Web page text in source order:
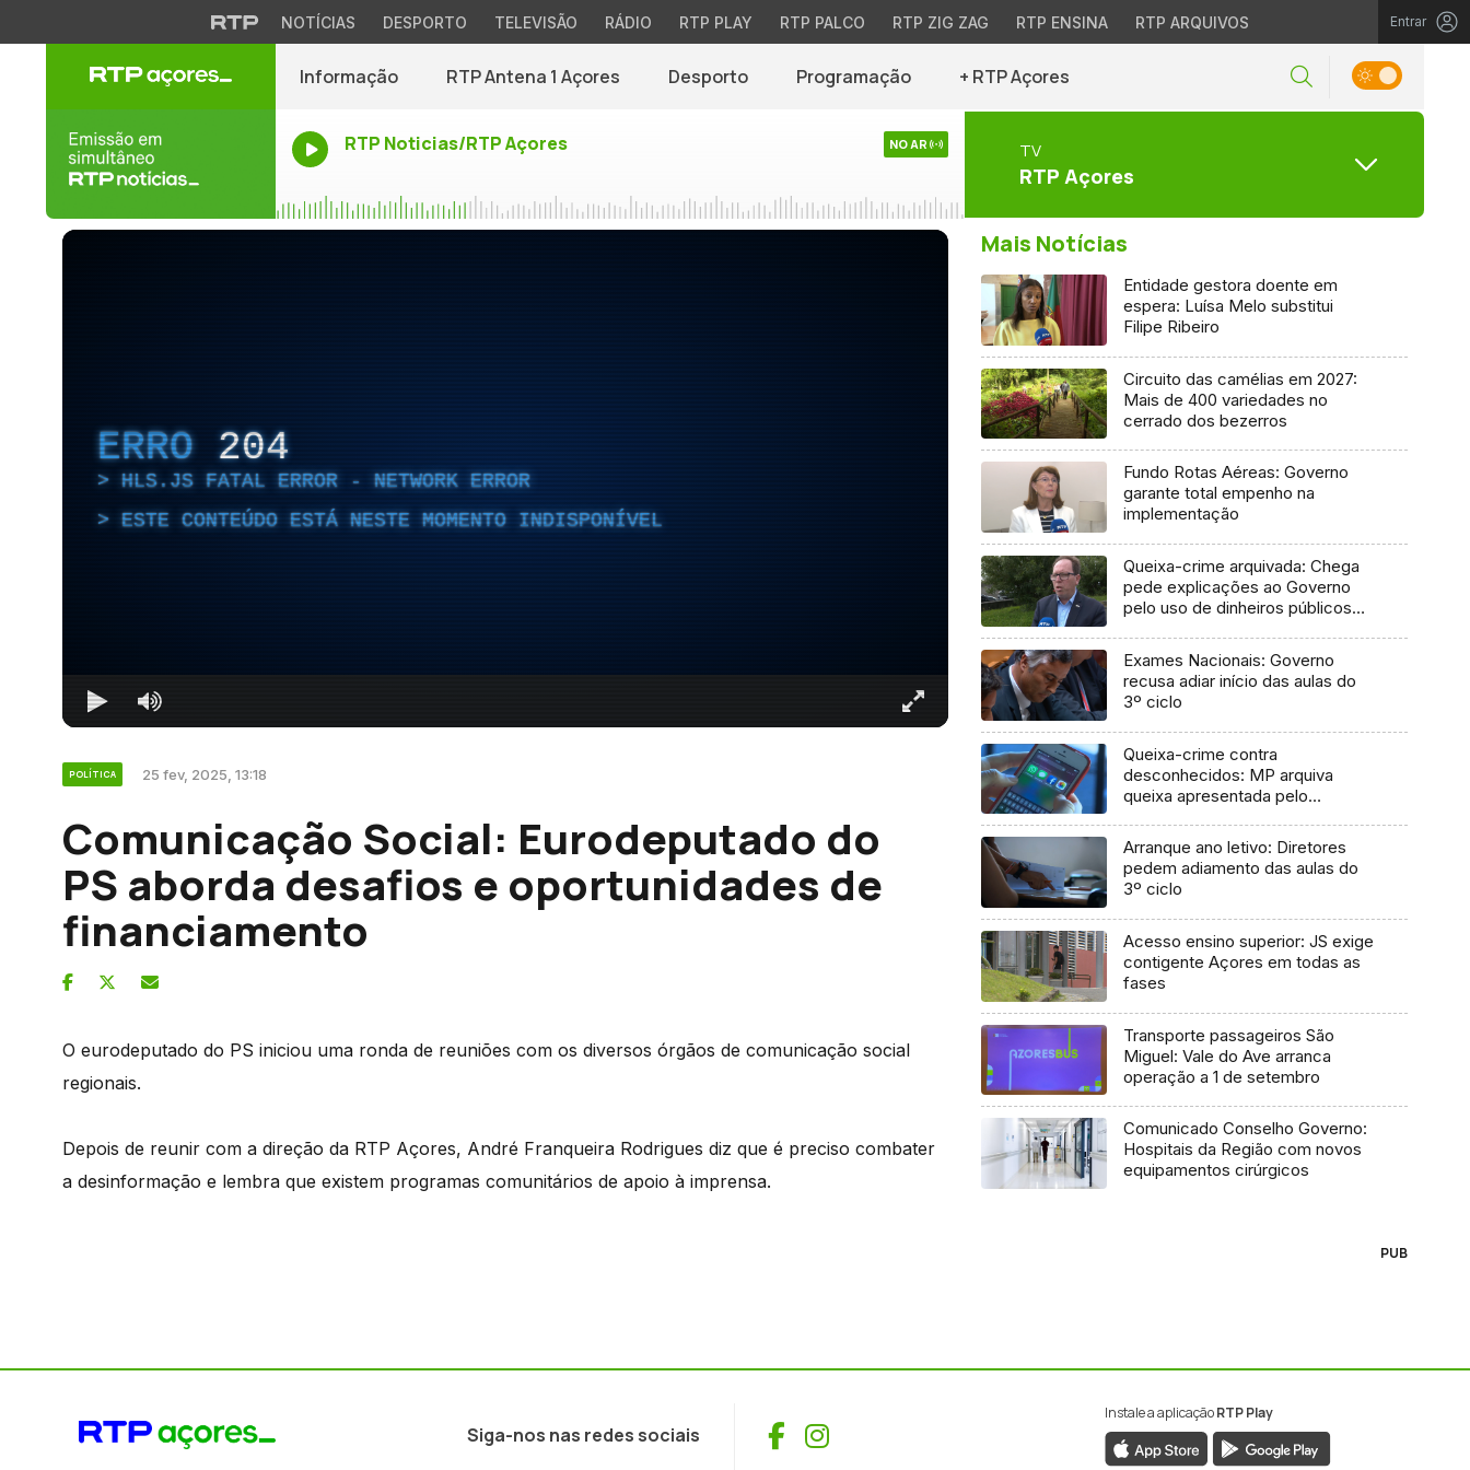
NOTÍCIAS DESPORTO TELEVISÃO RÁDIO RTP PLAY RTP PALCO RTP ZIG ZAG RTP ENSINA RTP ARQUIVOS Entrar
Informação RTP Antena 1 Açores Desporto Programação + RTP Açores
RTP Noticias/RTP Açores NO AR TV
RTP Açores
ERRO 204
HLS.JS FATAL ERROR - NETWORK ERROR
ESTE CONTEÚDO ESTÁ NESTE MOMENTO INDISPONÍVEL
POLÍTICA 25 fev, 2025, 13:18
Comunicação Social: Eurodeputado do
PS aborda desafios e oportunidades de
financiamento
O eurodeputado do PS iniciou uma ronda de reuniões com os diversos órgãos de comunicação social
regionais.
Depois de reunir com a direção da RTP Açores, André Franqueira Rodrigues diz que é preciso combater
a desinformação e lembra que existem programas comunitários de apoio à imprensa.
Mais Notícias
Entidade gestora doente em
espera: Luísa Melo substitui
Filipe Ribeiro
Circuito das camélias em 2027:
Mais de 400 variedades no
cerrado dos bezerros
Fundo Rotas Aéreas: Governo
garante total empenho na
implementação
Queixa-crime arquivada: Chega
pede explicações ao Governo
pelo uso de dinheiros públicos
Exames Nacionais: Governo
recusa adiar início das aulas do
3º ciclo
Queixa-crime contra
desconhecidos: MP arquiva
queixa apresentada pelo
Arranque ano letivo: Diretores
pedem adiamento das aulas do
3º ciclo
Acesso ensino superior: JS exige
contigente Açores em todas as
fases
Transporte passageiros São
Miguel: Vale do Ave arranca
operação a 1 de setembro
Comunicado Conselho Governo:
Hospitais da Região com novos
equipamentos cirúrgicos
PUB
Siga-nos nas redes sociais Facebook
Instagram
Instale a aplicaçãoRTP Play